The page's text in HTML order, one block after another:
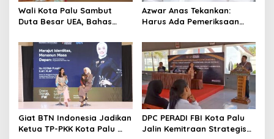
Wali Kota Palu Sambut
Duta Besar UEA, Bahas
Palu
Azwar Anas Tekankan:
Harus Ada Pemeriksaan
Pelanggaran AMDAL di
Lokasi CPM
Giat BTN Indonesia Jadikan
Ketua TP-PKK Kota Palu
DPC PERADI FBI Kota Palu
Jalin Kemitraan Strategis